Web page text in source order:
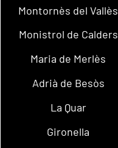
Montornès del Vallès
Monistrol de Calders
Maria de Merlès
Adrià de Besòs
La Quar
Gironella